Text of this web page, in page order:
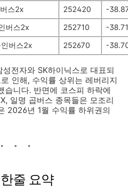
스2x 252420
-
버스2x 252710
-
버스2x 252670 -
전자와 SK하이닉스로 대표되
인해, 수익률 상위는 레버리지
습니다. 반면에 코스피 하락에
일명 곱버스 종목들은 모조리
2026년 1월 수익률 하위권의
줄 요약